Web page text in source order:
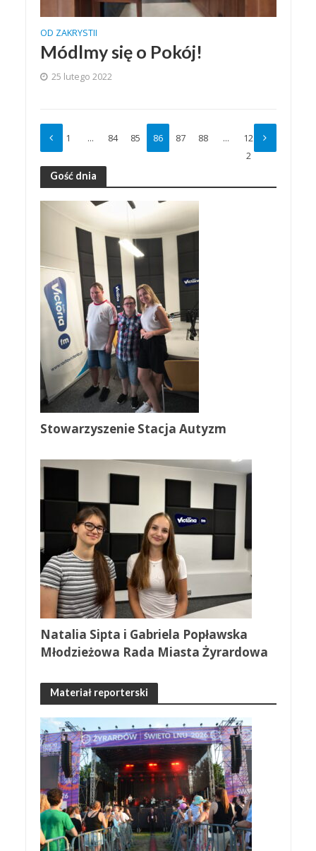
OD ZAKRYSTII
Módlmy się o Pokój!
25 lutego 2022
1 … 84 85 86 87 88 …
12
2
Gość dnia
Stowarzyszenie Stacja Autyzm
Natalia Sipta i Gabriela Popławska
Młodzieżowa Rada Miasta Żyrardowa
Materiał reporterski